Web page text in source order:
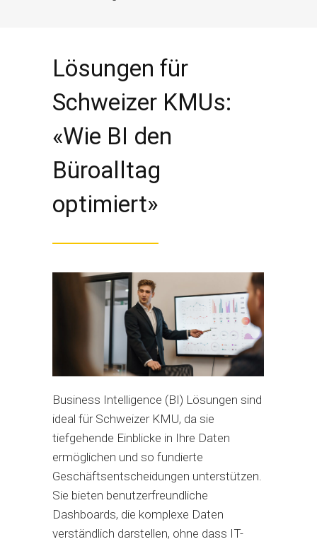
Lösungen für
Schweizer KMUs:
«Wie BI den
Büroalltag
optimiert»
Business Intelligence (BI) Lösungen sind
ideal für Schweizer KMU, da sie
tiefgehende Einblicke in Ihre Daten
ermöglichen und so fundierte
Geschäftsentscheidungen unterstützen.
Sie bieten benutzerfreundliche
Dashboards, die komplexe Daten
verständlich darstellen, ohne dass IT-